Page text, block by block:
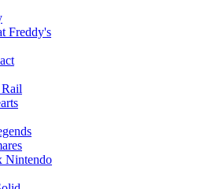
Freddy's
Nintendo